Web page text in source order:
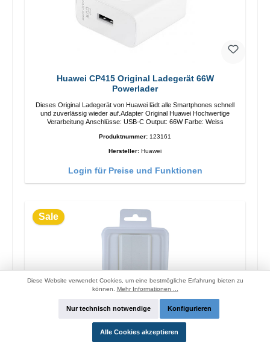
Huawei CP415 Original Ladegerät 66W
Powerlader
Dieses Original Ladegerät von Huawei lädt alle Smartphones schnell
und zuverlässig wieder auf.Adapter Original Huawei Hochwertige
Verarbeitung Anschlüsse: USB-C Output: 66W Farbe: Weiss
Produktnummer: 123161
Hersteller: Huawei
Login für Preise und Funktionen
Sale
OPPO OP52JAEH Original Ladegerät 10W
Diese Website verwendet Cookies, um eine bestmögliche Erfahrung bieten zu
können. Mehr Informationen ...
Nur technisch notwendige Konfigurieren
Alle Cookies akzeptieren